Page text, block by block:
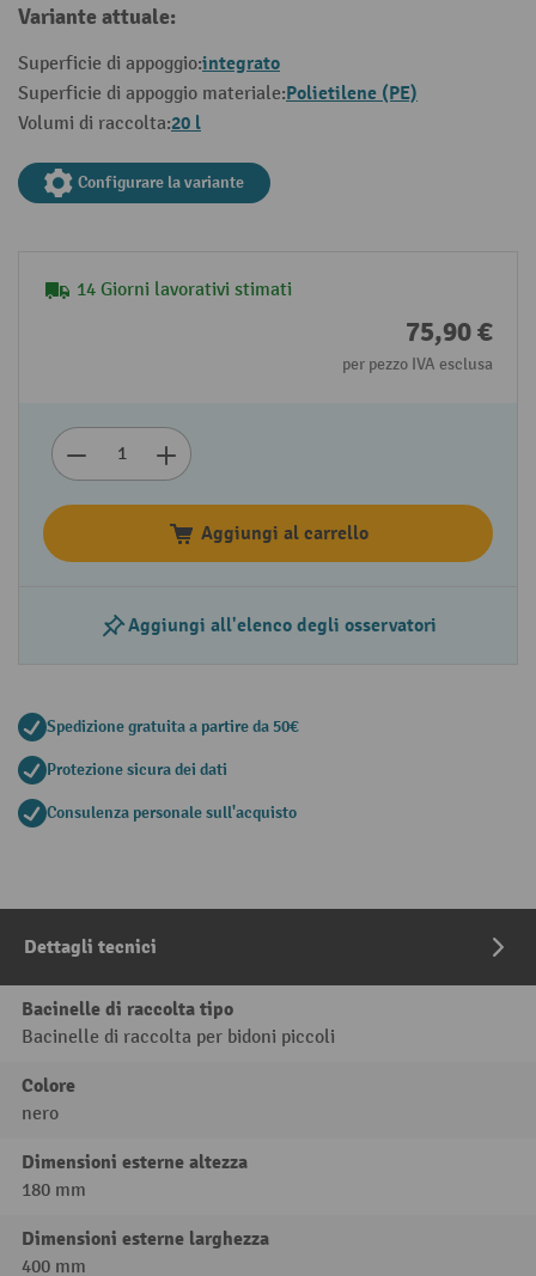
Variante attuale:
Superficie di appoggio:integrato
Superficie di appoggio materiale:Polietilene (PE)
Volumi di raccolta:20 l
Configurare la variante
14 Giorni lavorativi stimati
75,90 €
per pezzo IVA esclusa
Aggiungi al carrello
Aggiungi all'elenco degli osservatori
Spedizione gratuita a partire da 50€
Protezione sicura dei dati
Consulenza personale sull'acquisto
Dettagli tecnici
Bacinelle di raccolta tipo
Bacinelle di raccolta per bidoni piccoli
Colore
nero
Dimensioni esterne altezza
180 mm
Dimensioni esterne larghezza
400 mm